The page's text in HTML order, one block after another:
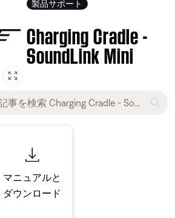
製品サポート
Charging Cradle -
SoundLink Mini
マニュアルと
ダウンロード